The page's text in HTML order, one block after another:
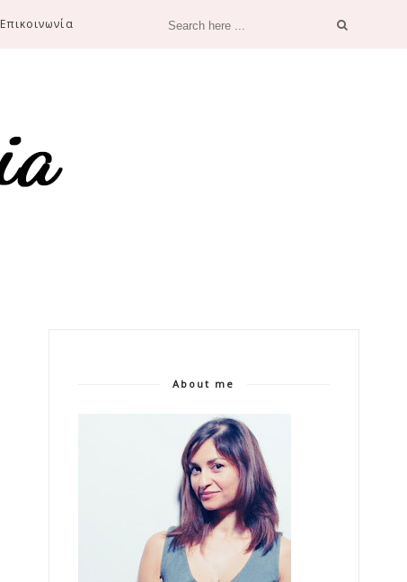
Επικοινωνία
About me